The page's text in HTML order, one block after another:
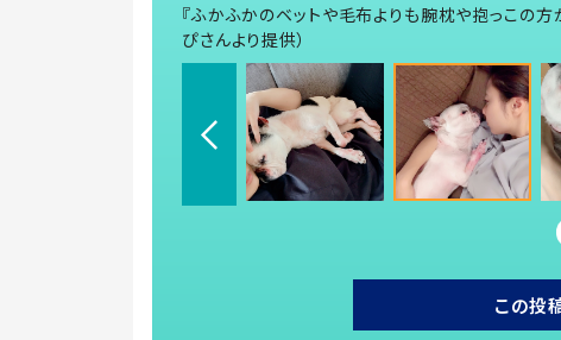
『ふかふかのベットや毛布よりも腕枕や抱っこの方
ぴさんより提供）
この投